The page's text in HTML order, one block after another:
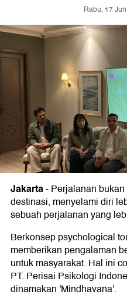
Rabu, 17
Jakarta-Perjalanan
destinasi, menyelami diri
sebuah perjalanan yang
Berkonsep psychological
memberikan pengalaman
untuk masyarakat. Hal ini
PT. Perisai Psikologi
dinamakan 'Mindhavana'.